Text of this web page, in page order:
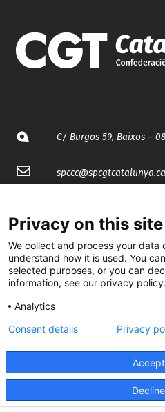
C/ Burgos 59, Baixos –
spccc@
@CGTCatalunya
cgtcatalunya
cgtcatalunya
Privacy on this site
We collect and process your data
understand how it is used. You
selected purposes, or you can
information, see our privacy policy.
Analytics
Consent details Privacy